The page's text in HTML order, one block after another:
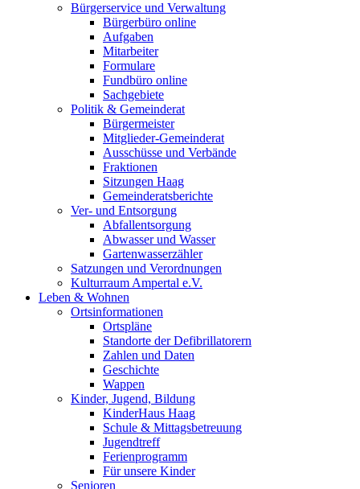
Bürgerservice und Verwaltung
Bürgerbüro online
Aufgaben
Mitarbeiter
Formulare
Fundbüro online
Sachgebiete
Politik & Gemeinderat
Bürgermeister
Mitglieder-Gemeinderat
Ausschüsse und Verbände
Fraktionen
Sitzungen Haag
Gemeinderatsberichte
Ver- und Entsorgung
Abfallentsorgung
Abwasser und Wasser
Gartenwasserzähler
Satzungen und Verordnungen
Kulturraum Ampertal e.V.
Leben & Wohnen
Ortsinformationen
Ortspläne
Standorte der Defibrillatorern
Zahlen und Daten
Geschichte
Wappen
Kinder, Jugend, Bildung
KinderHaus Haag
Schule & Mittagsbetreuung
Jugendtreff
Ferienprogramm
Für unsere Kinder
Senioren